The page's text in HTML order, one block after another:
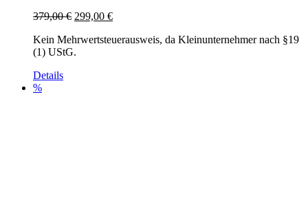
379,00€ Ursprünglicher
war:
379,00 €
299,00 €Aktueller
ist:
Kein Mehrwertsteuerausweis, da Kleinunternehmer nach §19
(1) UStG.
Details
%